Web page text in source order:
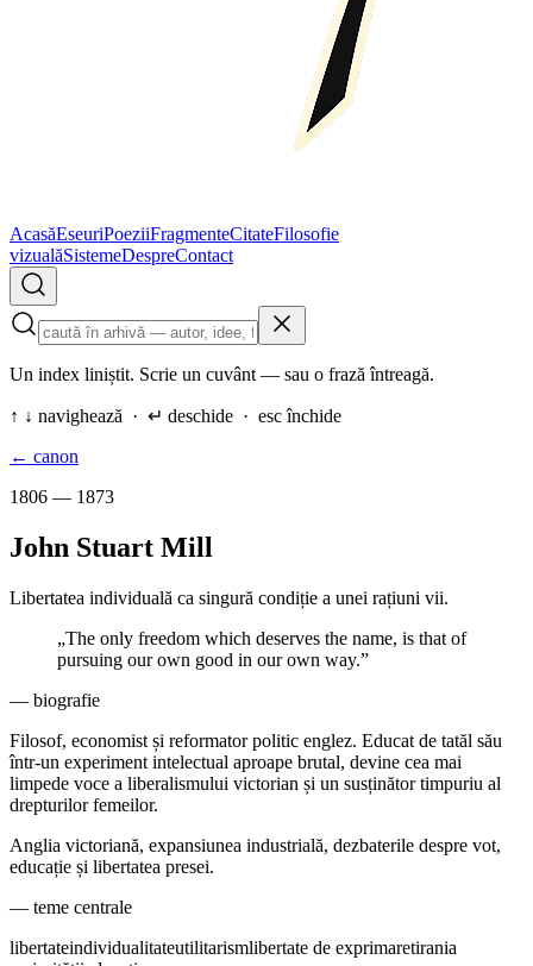
AcasăEseuriPoeziiFragmenteCitateFilosofie
vizualăSistemeDespreContact
Un index liniștit. Scrie un cuvânt — sau o frază întreagă.
↑ ↓ navighează · ↵ deschide · esc închide
← canon
1806 — 1873
John Stuart Mill
Libertatea individuală ca singură condiție a unei rațiuni vii.
„The only freedom which deserves the name, is that of
pursuing our own good in our own way.”
— biografie
Filosof, economist și reformator politic englez. Educat de tatăl său
într-un experiment intelectual aproape brutal, devine cea mai
limpede voce a liberalismului victorian și un susținător timpuriu al
drepturilor femeilor.
Anglia victoriană, expansiunea industrială, dezbaterile despre vot,
educație și libertatea presei.
— teme centrale
libertateindividualitateutilitarismlibertate de exprimaretirania